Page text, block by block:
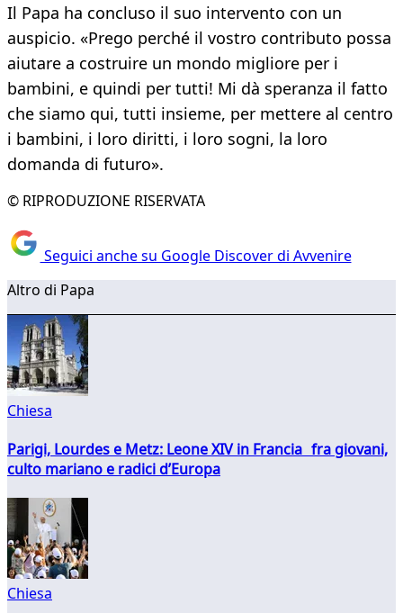
Il Papa ha concluso il suo intervento con un
auspicio. «Prego perché il vostro contributo possa
aiutare a costruire un mondo migliore per i
bambini, e quindi per tutti! Mi dà speranza il fatto
che siamo qui, tutti insieme, per mettere al centro
i bambini, i loro diritti, i loro sogni, la loro
domanda di futuro».
© RIPRODUZIONE RISERVATA
Seguici anche su Google Discover di Avvenire
Altro di Papa
Chiesa
Parigi, Lourdes e Metz: Leone XIV in Francia fra giovani,
culto mariano e radici d’Europa
Chiesa